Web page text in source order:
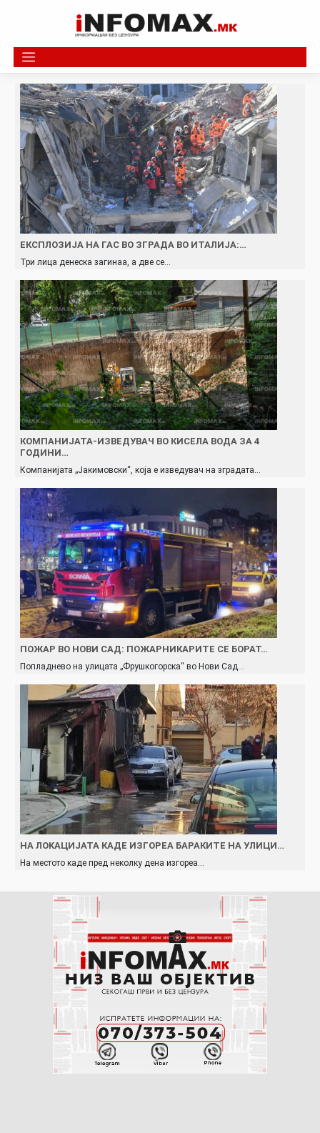
ЕКСПЛОЗИЈА НА ГАС ВО ЗГРАДА ВО ИТАЛИЈА:…
Три лица денеска загинаа, а две се…
КОМПАНИЈАТА-ИЗВЕДУВАЧ ВО КИСЕЛА ВОДА ЗА 4
ГОДИНИ…
Компанијата „Јакимовски“, која е изведувач на зградата…
ПОЖАР ВО НОВИ САД: ПОЖАРНИКАРИТЕ СЕ БОРАТ…
Попладнево на улицата „Фрушкогорска“ во Нови Сад…
НА ЛOKAЦИЈАТА КАДЕ ИЗГОPEA БАРАКИТЕ НА УЛИЦИ…
На местото каде пред неколку дена изгореа…